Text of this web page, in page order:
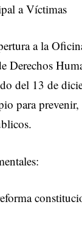
a Víctimas
a la
Derechos
del 13 de
para